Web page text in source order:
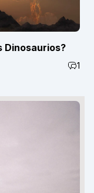
Dinosaurios?
1